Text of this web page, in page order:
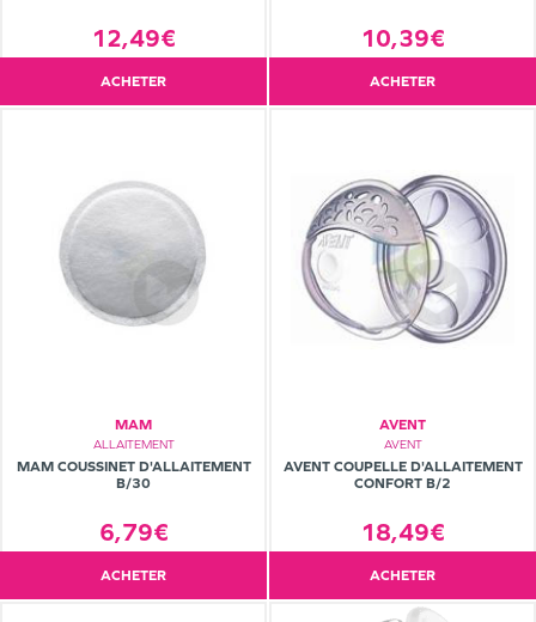
12,49€
ACHETER
10,39€
ACHETER
MAM
ALLAITEMENT
MAM COUSSINET D'ALLAITEMENT
B/30
6,79€
ACHETER
AVENT
AVENT
AVENT COUPELLE D'ALLAITEMENT
CONFORT B/2
18,49€
ACHETER